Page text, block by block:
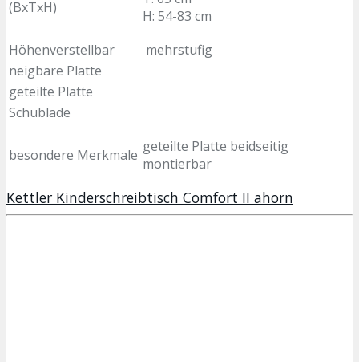
(BxTxH)
H: 54-83 cm
Höhenverstellbar
mehrstufig
neigbare Platte
geteilte Platte
Schublade
besondere Merkmale geteilte Platte beidseitig
montierbar
Kettler Kinderschreibtisch Comfort II ahorn